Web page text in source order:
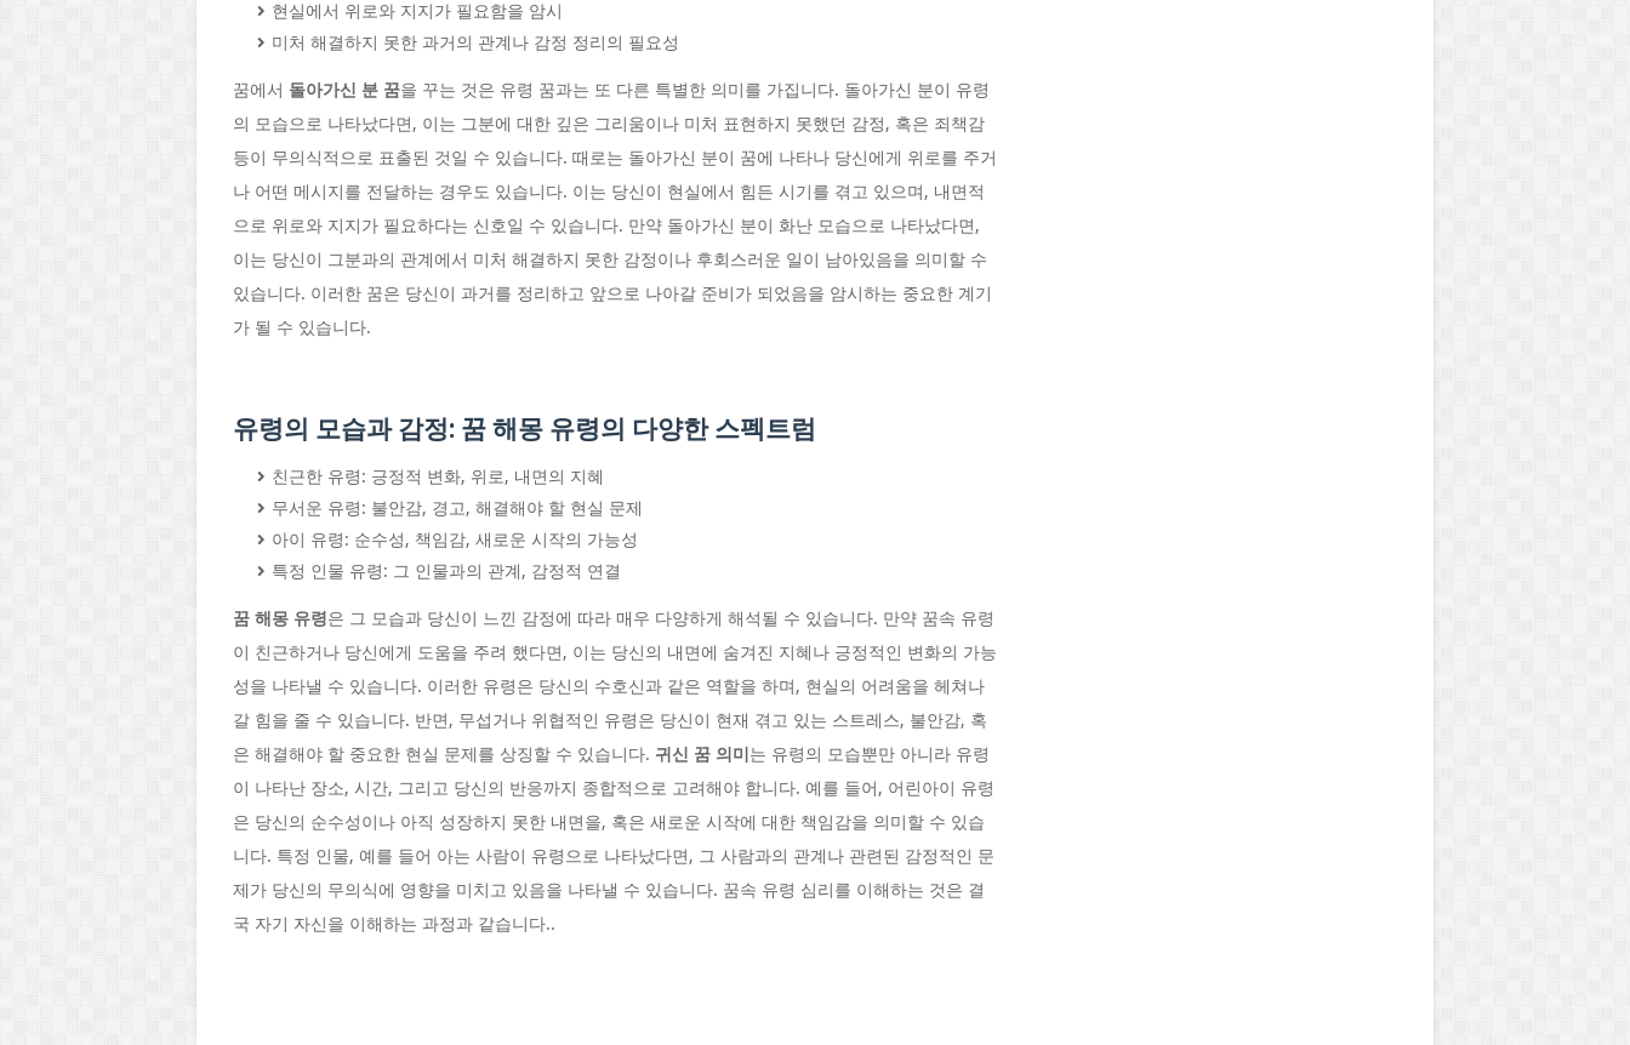
현실에서 위로와 지지가 필요함을 암시
미처 해결하지 못한 과거의 관계나 감정 정리의 필요성
꿈에서 돌아가신 분 꿈을 꾸는 것은 유령 꿈과는 또 다른 특별한 의미를 가집니다. 돌아가신 분이 유령
의 모습으로 나타났다면, 이는 그분에 대한 깊은 그리움이나 미처 표현하지 못했던 감정, 혹은 죄책감
등이 무의식적으로 표출된 것일 수 있습니다. 때로는 돌아가신 분이 꿈에 나타나 당신에게 위로를 주거
나 어떤 메시지를 전달하는 경우도 있습니다. 이는 당신이 현실에서 힘든 시기를 겪고 있으며, 내면적
으로 위로와 지지가 필요하다는 신호일 수 있습니다. 만약 돌아가신 분이 화난 모습으로 나타났다면,
이는 당신이 그분과의 관계에서 미처 해결하지 못한 감정이나 후회스러운 일이 남아있음을 의미할 수
있습니다. 이러한 꿈은 당신이 과거를 정리하고 앞으로 나아갈 준비가 되었음을 암시하는 중요한 계기
가 될 수 있습니다.
유령의 모습과 감정: 꿈 해몽 유령의 다양한 스펙트럼
친근한 유령: 긍정적 변화, 위로, 내면의 지혜
무서운 유령: 불안감, 경고, 해결해야 할 현실 문제
아이 유령: 순수성, 책임감, 새로운 시작의 가능성
특정 인물 유령: 그 인물과의 관계, 감정적 연결
꿈 해몽 유령은 그 모습과 당신이 느낀 감정에 따라 매우 다양하게 해석될 수 있습니다. 만약 꿈속 유령
이 친근하거나 당신에게 도움을 주려 했다면, 이는 당신의 내면에 숨겨진 지혜나 긍정적인 변화의 가능
성을 나타낼 수 있습니다. 이러한 유령은 당신의 수호신과 같은 역할을 하며, 현실의 어려움을 헤쳐나
갈 힘을 줄 수 있습니다. 반면, 무섭거나 위협적인 유령은 당신이 현재 겪고 있는 스트레스, 불안감, 혹
은 해결해야 할 중요한 현실 문제를 상징할 수 있습니다. 귀신 꿈 의미 는 유령의 모습뿐만 아니라 유령
이 나타난 장소, 시간, 그리고 당신의 반응까지 종합적으로 고려해야 합니다. 예를 들어, 어린아이 유령
은 당신의 순수성이나 아직 성장하지 못한 내면을, 혹은 새로운 시작에 대한 책임감을 의미할 수 있습
니다. 특정 인물, 예를 들어 아는 사람이 유령으로 나타났다면, 그 사람과의 관계나 관련된 감정적인 문
제가 당신의 무의식에 영향을 미치고 있음을 나타낼 수 있습니다. 꿈속 유령 심리를 이해하는 것은 결
국 자기 자신을 이해하는 과정과 같습니다..